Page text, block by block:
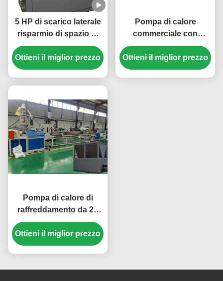
5 HP di scarico laterale
risparmio di spazio di
riscaldamento e
raffreddamento pompa
di calore per un
Ottieni il miglior prezzo
Pompa di calore
commerciale con
refrigerante R410A ad
alta efficienza con
struttura in lamiera 304#
Ottieni il miglior prezzo
Pompa di calore di
raffreddamento da 20
CV 44 kW con
compressore a rotolo
Copeland per sistemi
energetica
Ottieni il miglior prezzo